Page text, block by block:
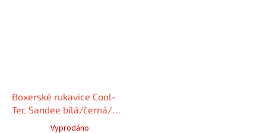
Boxerské rukavice Cool-
Tec Sandee bílá/černá/
Vyprodáno